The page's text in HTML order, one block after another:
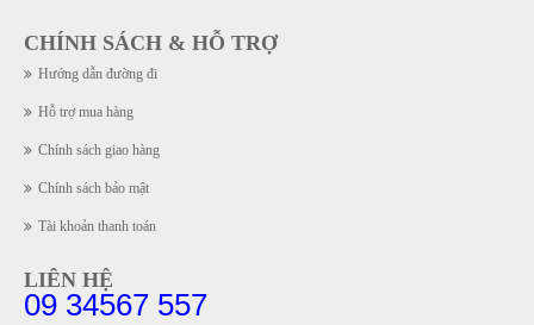
CHÍNH SÁCH & HỖ TRỢ
Hướng dẫn đường đi
Hỗ trợ mua hàng
Chính sách giao hàng
Chính sách bảo mật
Tài khoản thanh toán
LIÊN HỆ
09 34567 557